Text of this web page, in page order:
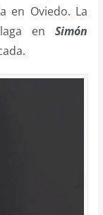
en Oviedo. La
enSimón